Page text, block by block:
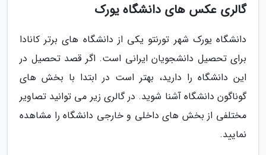
گالری عکس های دانشگاه یورک
دانشگاه یورک شهر تورنتو یکی از دانشگاه های برتر کانادا
برای تحصیل دانشجویان ایرانی است. اگر قصد تحصیل در
این دانشگاه را دارید، بهتر است در ابتدا با بخش های
گوناگون دانشگاه آشنا شوید. در گالری زیر می توانید تصاویر
مختلفی از بخش های داخلی و خارجی دانشگاه را مشاهده
نمایید.